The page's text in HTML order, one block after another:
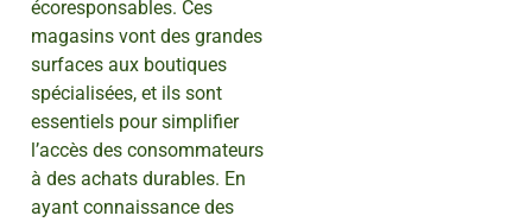
écoresponsables. Ces
magasins vont des grandes
surfaces aux boutiques
spécialisées, et ils sont
essentiels pour simplifier
l’accès des consommateurs
à des achats durables. En
ayant connaissance des